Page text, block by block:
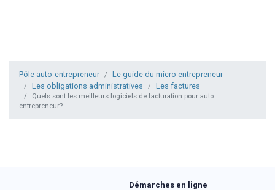
Pôle auto-entrepreneur
Le guide du micro entrepreneur
Les obligations administratives
Les factures
Quels sont les meilleurs logiciels de facturation pour auto
entrepreneur?
Démarches en ligne